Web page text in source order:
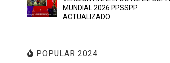
MUNDIAL 2026 PPSSPP
ACTUALIZADO
POPULAR 2024